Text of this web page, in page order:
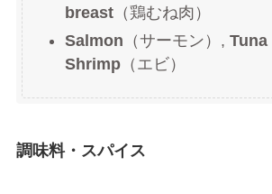
breast（鶏むね肉）
Salmon （サーモン）, Tuna
Shrimp（エビ）
調味料・スパイス